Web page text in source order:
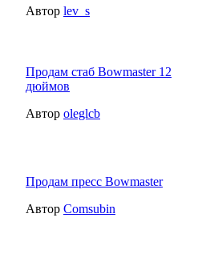
Автор lev_s
Продам стаб Bowmaster 12
дюймов
Автор oleglcb
Продам пресс Bowmaster
Автор Comsubin